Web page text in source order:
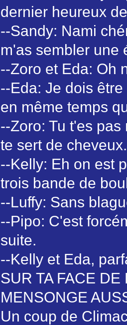
dernier heureux
--Sandy: Nami
m'as sembler une
--Zoro et Eda: Oh
--Eda: Je dois
en même temps
--Zoro: Tu t'es
te sert de cheveux.
--Kelly: Eh on est
trois bande de
--Luffy: Sans
--Pipo: C'est
suite.
--Kelly et Eda,
SUR TA FACE
MENSONGE
Un coup de